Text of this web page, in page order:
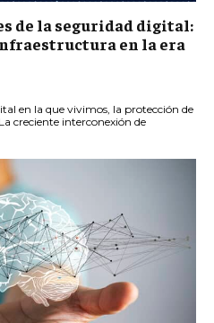
de la seguridad digital:
en la era
en la que vivimos, la protección de
creciente interconexión de